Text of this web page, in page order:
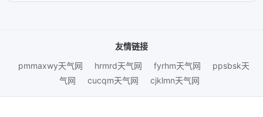
友情链接
pmmaxwy天气网
hrmrd天气网 fyrhm天气网
ppsbsk天
气网
cucqm天气网 cjklmn天气网